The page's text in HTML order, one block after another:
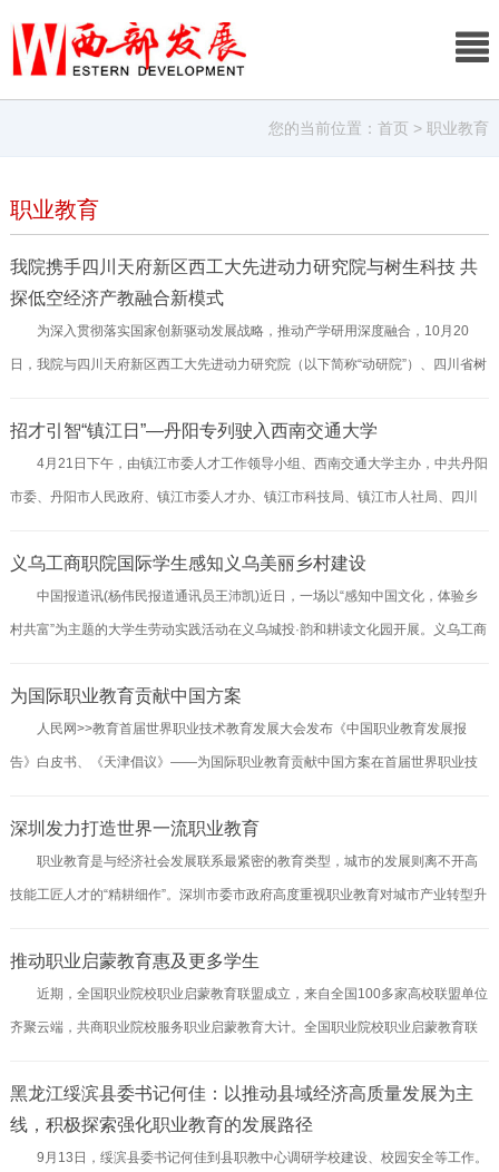
您的当前位置：首页 > 职业教育
职业教育
我院携手四川天府新区西工大先进动力研究院与树生科技 共
探低空经济产教融合新模式
为深入贯彻落实国家创新驱动发展战略，推动产学研用深度融合，10月20
日，我院与四川天府新区西工大先进动力研究院（以下简称“动研院”）、四川省树
副院长朱雪飞主持。会议聚焦应用型本科院校、职业院校等低空经济产业人才培
养与相关专业建设、教师成长赋能等内容，就共同构建产教融合创新模式与合作
机制进行了深入探讨，并成功达成战略合作共识。会议旨在聚合三方核心优势，
招才引智“镇江日”—丹阳专列驶入西南交通大学
4月21日下午，由镇江市委人才工作领导小组、西南交通大学主办，中共丹阳
市委、丹阳市人民政府、镇江市委人才办、镇江市科技局、镇江市人社局、四川
—西南交通大学）专场活动在西南交通大学犀浦校区成功举办。西南交通大学党
委常委、副校长姚发明，中国工程院院士、西南交通大学教授、国家轨道交通电
气化与自动化工程技术研究中心主任钱清泉，镇江市委常委、副市长周凯，丹阳
府、国...
义乌工商职院国际学生感知义乌美丽乡村建设
中国报道讯(杨伟民报道通讯员王沛凯)近日，一场以“感知中国文化，体验乡
村共富”为主题的大学生劳动实践活动在义乌城投·韵和耕读文化园开展。义乌工商
余名来自世界青年学习小组的国际学生前往参加。本次活动旨在让国际学生体验
中国传统文化，近距离感受中国美丽乡村建设成果。活动期间，国际学生们参观
了梅林耕读文化园，聆听了“鸡毛换糖”的后续故事，体验了坐着独轮车去割稻、拔
为国际职业教育贡献中国方案
人民网>>教育首届世界职业技术教育发展大会发布《中国职业教育发展报
告》白皮书、《天津倡议》——为国际职业教育贡献中国方案在首届世界职业技
大赛展示赛现场进行技能展示。(人民图片)在首届世界职业技术教育发展大会期
间，世界职业院校技能大赛举行。图为一名中国学生与外国同伴在大赛展示赛现
场交流中式烹饪技能。(人民图片)近日，首届世界职业技术教育发展大会在天津举
深圳发力打造世界一流职业教育
职业教育是与经济社会发展联系最紧密的教育类型，城市的发展则离不开高
技能工匠人才的“精耕细作”。深圳市委市政府高度重视职业教育对城市产业转型升
造世界一流职业教育，推进深圳职业教育紧贴城市需求、深化产教融合、打通上
升通道，构建起了中高等职业教育互相衔接、专业优化、创新开放多元的现代职
业教育体系，为城市发展不断培养大批具有良好职业素质和高技能的实用型人
范区、粤...
推动职业启蒙教育惠及更多学生
近期，全国职业院校职业启蒙教育联盟成立，来自全国100多家高校联盟单位
齐聚云端，共商职业院校服务职业启蒙教育大计。全国职业院校职业启蒙教育联
路径，让社会各界对职业教育的认知更加全面、客观，构建更加科学、合理和健
全的现代职业教育体系。职业启蒙教育是构建技能型社会的关键，也是受教育者
实现全面发展的需要。职业启蒙教育以培养儿童、青少年的职业思维为逻辑起
黑龙江绥滨县委书记何佳：以推动县域经济高质量发展为主
线，积极探索强化职业教育的发展路径
9月13日，绥滨县委书记何佳到县职教中心调研学校建设、校园安全等工作。